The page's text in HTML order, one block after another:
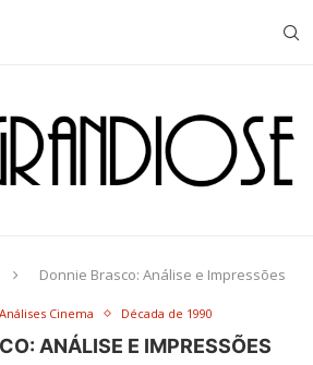
Donnie Brasco: Análise e Impressões
Análises Cinema Década de 1990
ANÁLISE E IMPRESSÕES